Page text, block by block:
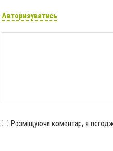
Авторизуватись
Розміщуючи коментар, я